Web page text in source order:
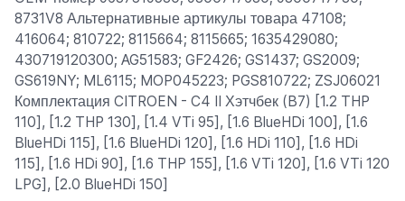
8731V8 Альтернативные артикулы товара 47108;
416064; 810722; 8115664; 8115665; 1635429080;
430719120300; AG51583; GF2426; GS1437; GS2009;
GS619NY; ML6115; MOP045223; PGS810722; ZSJ06021
Комплектация CITROEN - C4 II Хэтчбек (B7) [1.2 THP
110], [1.2 THP 130], [1.4 VTi 95], [1.6 BlueHDi 100], [1.6
BlueHDi 115], [1.6 BlueHDi 120], [1.6 HDi 110], [1.6 HDi
115], [1.6 HDi 90], [1.6 THP 155], [1.6 VTi 120], [1.6 VTi 120
LPG], [2.0 BlueHDi 150]